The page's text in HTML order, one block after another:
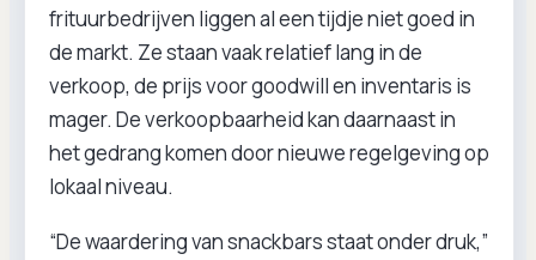
frituurbedrijven liggen al een tijdje niet goed in
de markt. Ze staan vaak relatief lang in de
verkoop, de prijs voor goodwill en inventaris is
mager. De verkoopbaarheid kan daarnaast in
het gedrang komen door nieuwe regelgeving op
lokaal niveau.
“De waardering van snackbars staat onder druk,”